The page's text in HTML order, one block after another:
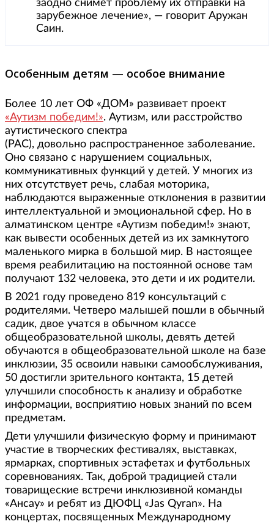
заодно снимет проблему их отправки на
зарубежное лечение», — говорит Аружан
Саин.
Особенным детям — особое внимание
Более 10 лет ОФ «ДОМ» развивает проект
«Аутизм победим!». Аутизм, или расстройство
аутистического спектра
(РАС), довольно распространенное заболевание.
Оно связано с нарушением социальных,
коммуникативных функций у детей. У многих из
них отсутствует речь, слабая моторика,
наблюдаются выраженные отклонения в развитии
интеллектуальной и эмоциональной сфер. Но в
алматинском центре «Аутизм победим!» знают,
как вывести особенных детей из их замкнутого
маленького мирка в большой мир. В настоящее
время реабилитацию на постоянной основе там
получают 132 человека, это дети и их родители.
В 2021 году проведено 819 консультаций с
родителями. Четверо малышей пошли в обычный
садик, двое учатся в обычном классе
общеобразовательной школы, девять детей
обучаются в общеобразовательной школе на базе
инклюзии, 35 освоили навыки самообслуживания,
50 достигли зрительного контакта, 15 детей
улучшили способность к анализу и обработке
информации, восприятию новых знаний по всем
предметам.
Дети улучшили физическую форму и принимают
участие в творческих фестивалях, выставках,
ярмарках, спортивных эстафетах и футбольных
соревнованиях. Так, доброй традицией стали
товарищеские встречи инклюзивной команды
«Ансау» и ребят из ДЮФЦ «Jas Qyran». На
концертах, посвященных Международному